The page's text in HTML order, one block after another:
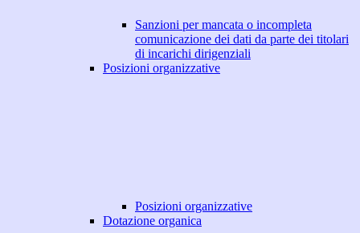
Sanzioni per mancata o incompleta
comunicazione dei dati da parte dei titolari
di incarichi dirigenziali
Posizioni organizzative
Posizioni organizzative
Dotazione organica